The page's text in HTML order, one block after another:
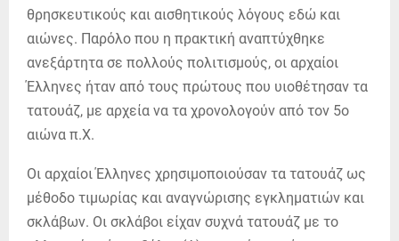
θρησκευτικούς και αισθητικούς λόγους εδώ και
αιώνες. Παρόλο που η πρακτική αναπτύχθηκε
ανεξάρτητα σε πολλούς πολιτισμούς, οι αρχαίοι
Έλληνες ήταν από τους πρώτους που υιοθέτησαν τα
τατουάζ, με αρχεία να τα χρονολογούν από τον 5ο
αιώνα π.Χ.
Οι αρχαίοι Έλληνες χρησιμοποιούσαν τα τατουάζ ως
μέθοδο τιμωρίας και αναγνώρισης εγκληματιών και
σκλάβων. Οι σκλάβοι είχαν συχνά τατουάζ με το